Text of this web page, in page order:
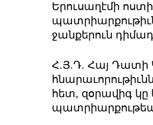
Երուսաղէմի
ջանքերուն
Հ.Յ.Դ. Հայ Դատի
հետ, զօրավիգ կը